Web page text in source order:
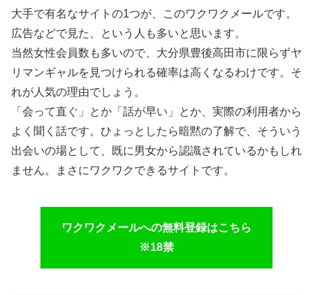
大手で有名なサイトの1つが、このワクワクメールです。
広告などで見た、という人も多いと思います。
当然女性会員数も多いので、大分県豊後高田市に限らずヤ
リマンギャルを見つけられる確率は高くなるわけです。そ
れが人気の理由でしょう。
「会って直ぐ」とか「話が早い」とか、実際の利用者から
よく聞く話です。ひょっとしたら暗黙の了解で、そういう
出会いの場として、既に男女から認識されているかもしれ
ません。まさにワクワクできるサイトです。
ワクワクメールへの無料登録はこちら
※18禁